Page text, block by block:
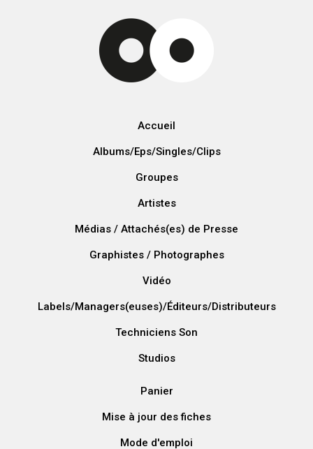
Accueil
Albums/Eps/Singles/Clips
Groupes
Artistes
Médias / Attachés(es) de Presse
Graphistes / Photographes
Vidéo
Labels/Managers(euses)/Éditeurs/Distributeurs
Techniciens Son
Studios
Panier
Mise à jour des fiches
Mode d'emploi